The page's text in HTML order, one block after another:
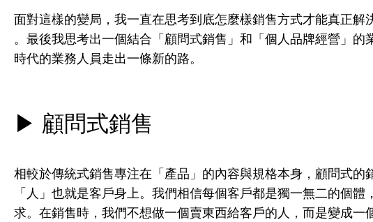
面對這樣的變局，我一直在思考到底怎麼樣銷售方式才能真正解
。最後我思考出一個結合「顧問式銷售」和「個人品牌經營」
時代的業務人員走出一條新的路。
▶ 顧問式銷售
相較於傳統式銷售專注在「產品」的內容與規格本身，顧問式的
「人」也就是客戶身上。我們相信每個客戶都是獨一無二的個
求。在銷售時，我們不想做一個賣東西給客戶的人，而是變成一